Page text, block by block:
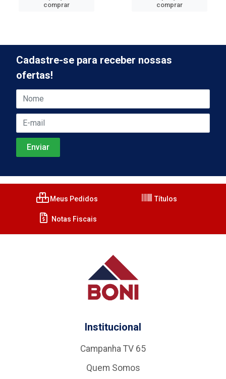
comprar
comprar
Cadastre-se para receber nossas
ofertas!
Meus Pedidos Títulos
Notas Fiscais
Institucional
Campanha TV 65
Quem Somos